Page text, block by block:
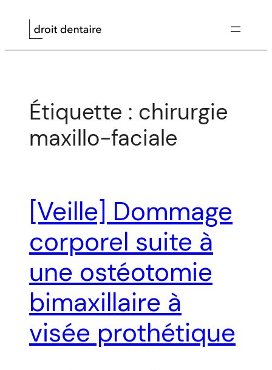
Étiquette : chirurgie
maxillo-faciale
[Veille] Dommage
corporel suite à
une ostéotomie
bimaxillaire à
visée prothétique